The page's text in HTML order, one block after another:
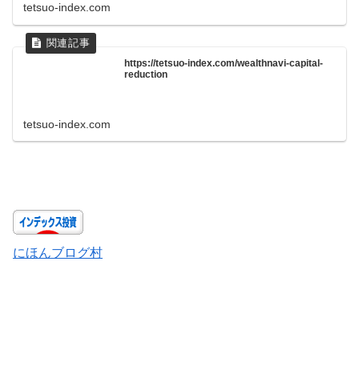
tetsuo-index.com
https://tetsuo-index.com/wealthnavi-capital-
reduction
tetsuo-index.com
にほんブログ村